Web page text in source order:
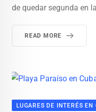
de quedar segunda en
READ MORE
LUGARES DE INTERÉS EN